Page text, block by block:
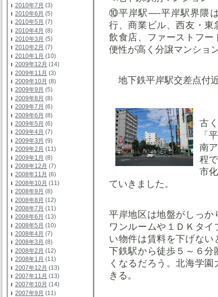
2010年7月 (3)
2010年6月 (5)
2010年5月 (7)
2010年4月 (8)
2010年3月 (5)
2010年2月 (7)
2010年1月 (10)
2009年12月 (14)
2009年11月 (3)
2009年10月 (8)
2009年9月 (5)
2009年8月 (8)
2009年7月 (6)
2009年6月 (8)
2009年5月 (6)
2009年4月 (7)
2009年3月 (9)
2009年2月 (11)
2009年1月 (8)
2008年12月 (7)
2008年11月 (6)
2008年10月 (11)
2008年9月 (8)
2008年8月 (12)
2008年7月 (11)
2008年6月 (13)
2008年5月 (10)
2008年4月 (7)
2008年3月 (8)
2008年2月 (12)
2008年1月 (11)
2007年12月 (13)
2007年11月 (13)
2007年10月 (14)
2007年9月 (11)
⑩平岸駅—-平岸駅界隈
行、商業ビル、西友・
飲食店、ファーストフ
便性が高く分譲マンショ
地下鉄平岸駅交差点付
古
「
南
程
市
ていきました。
平岸地区は地盤がしっ
ワンルームや１ＤＫタ
い物件は賃料を下げな
下鉄駅から徒歩５～６
くなるだろう。北海学
きる。